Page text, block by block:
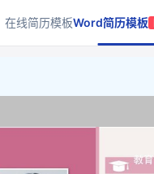
在线简历模板Word简历模板